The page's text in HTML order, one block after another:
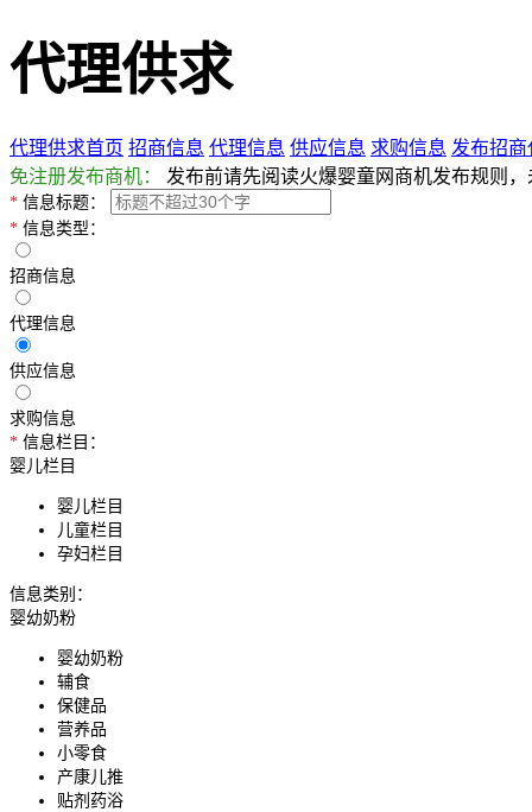
代理供求
代理供求首页 招商信息 代理信息 供应信息 求购信息 发布招
免注册发布商机：
发布前请先阅读火爆婴童网商机发布规则
* 信息标题：
* 信息类型：
招商信息
代理信息
供应信息
求购信息
* 信息栏目：
婴儿栏目
婴儿栏目
儿童栏目
孕妇栏目
信息类别：
婴幼奶粉
婴幼奶粉
辅食
保健品
营养品
小零食
产康儿推
贴剂药浴